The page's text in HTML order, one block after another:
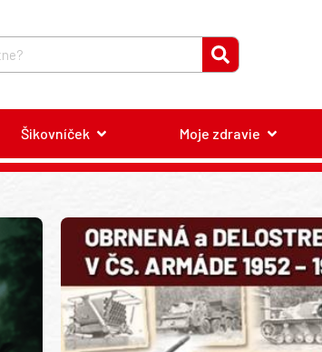
Šikovníček Moje zdravie